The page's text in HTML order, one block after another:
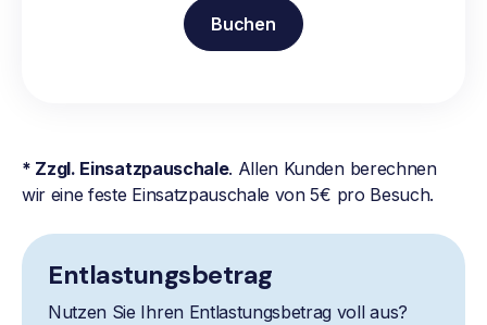
Buchen
* Zzgl. Einsatzpauschale. Allen Kunden berechnen
wir eine feste Einsatzpauschale von 5€ pro Besuch.
Entlastungsbetrag
Nutzen Sie Ihren Entlastungsbetrag voll aus?